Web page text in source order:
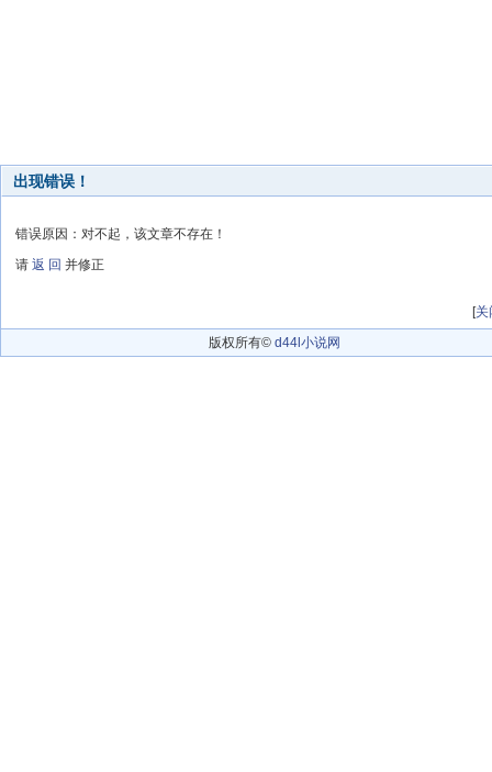
出现错误！
错误原因：对不起，该文章不存在！
请 返 回 并修正
[关
版权所有© d44l小说网